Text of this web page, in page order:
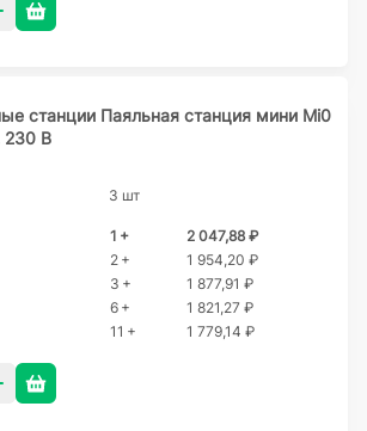
станции Паяльная станция мини Mi0
230 В
3 шт
1 +
2 047,88 ₽
2 +
1 954,20 ₽
3 +
1 877,91 ₽
6 +
1 821,27 ₽
11 +
1 779,14 ₽